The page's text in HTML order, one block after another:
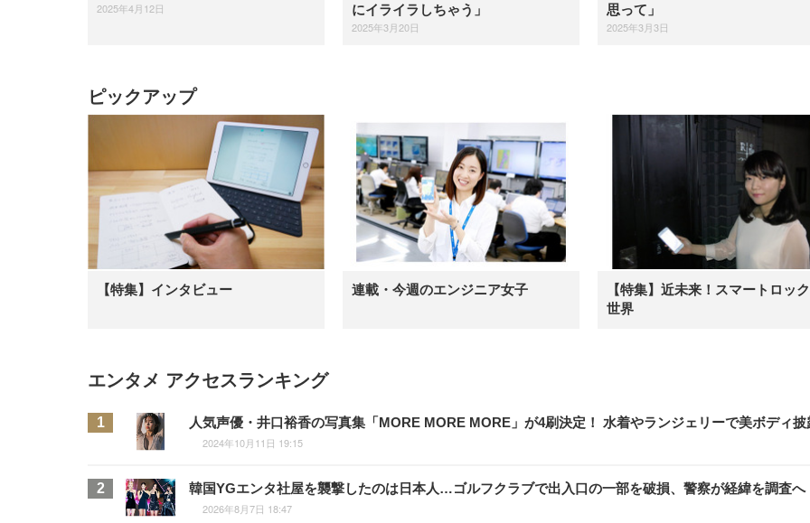
2025年4月12日
にイライラしちゃう」
2025年3月20日
思って」
2025年3月3日
ピックアップ
【特集】インタビュー 連載・今週のエンジニア女子
【特集】近未来！スマートロッ
世界
エンタメ アクセスランキング
人気声優・井口裕香の写真集「MORE MORE MORE」が4刷決定！ 水着やランジェリーで美ボディ披
2024年10月11日 19:15
韓国YGエンタ社屋を襲撃したのは日本人…ゴルフクラブで出入口の一部を破損、警察が経緯を調査へ
2026年8月7日 18:47